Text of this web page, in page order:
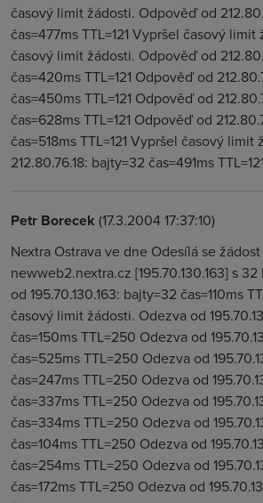
časový limit žádosti. Odpověď od
čas=477ms TTL=121 Vypršel časový
časový limit žádosti. Odpověď od
čas=420ms TTL=121 Odpověď od
čas=450ms TTL=121 Odpověď od
čas=628ms TTL=121 Odpověď od
čas=518ms TTL=121 Vypršel časový
212.80.76.18: bajty=32 čas=491ms TTL=121
Petr Borecek (17.3.2004 17:37:10)
Nextra Ostrava ve dne Odesílá se
newweb2.nextra.cz [195.70.130.163] s
od 195.70.130.163: bajty=32 čas=110ms
časový limit žádosti. Odezva od
čas=150ms TTL=250 Odezva od
čas=525ms TTL=250 Odezva od
čas=247ms TTL=250 Odezva od
čas=337ms TTL=250 Odezva od
čas=334ms TTL=250 Odezva od
čas=104ms TTL=250 Odezva od
čas=254ms TTL=250 Odezva od
čas=172ms TTL=250 Odezva od